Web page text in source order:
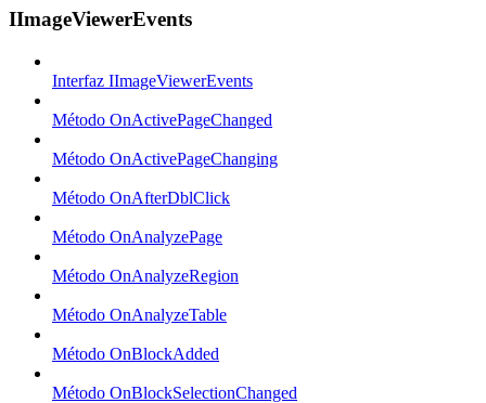
IImageViewerEvents
Interfaz IImageViewerEvents
Método OnActivePageChanged
Método OnActivePageChanging
Método OnAfterDblClick
Método OnAnalyzePage
Método OnAnalyzeRegion
Método OnAnalyzeTable
Método OnBlockAdded
Método OnBlockSelectionChanged